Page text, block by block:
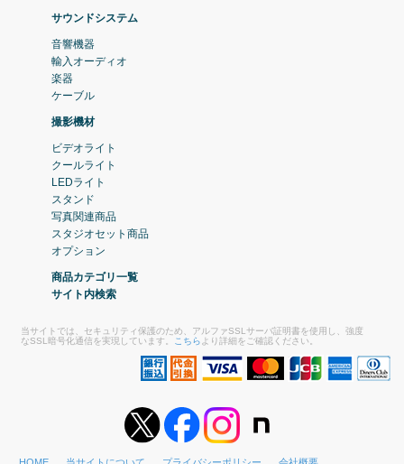
サウンドシステム
音響機器
輸入オーディオ
楽器
ケーブル
撮影機材
ビデオライト
クールライト
LEDライト
スタンド
写真関連商品
スタジオセット商品
オプション
商品カテゴリ一覧
サイト内検索
当サイトでは、セキュリティ保護のため、アルファSSLサーバ証明書を使用し、強度
なSSL暗号化通信を実現しています。
こちら より詳細をご確認ください。